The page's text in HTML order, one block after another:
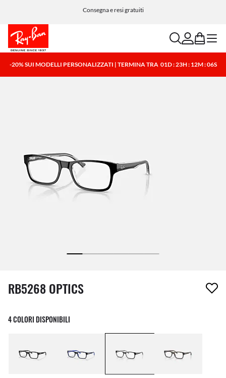
Consegna e resi gratuiti
searchaccount
bag menu
-20% SUI MODELLI PERSONALIZZATI | TERMINA TRA 01D : 23H : 12M : 06S
1 articolo è stato aggiunto alla tua wishlist
RB5268 OPTICS
4 COLORI DISPONIBILI